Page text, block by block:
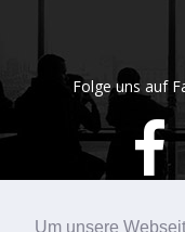
Um unsere
Folge uns auf
420